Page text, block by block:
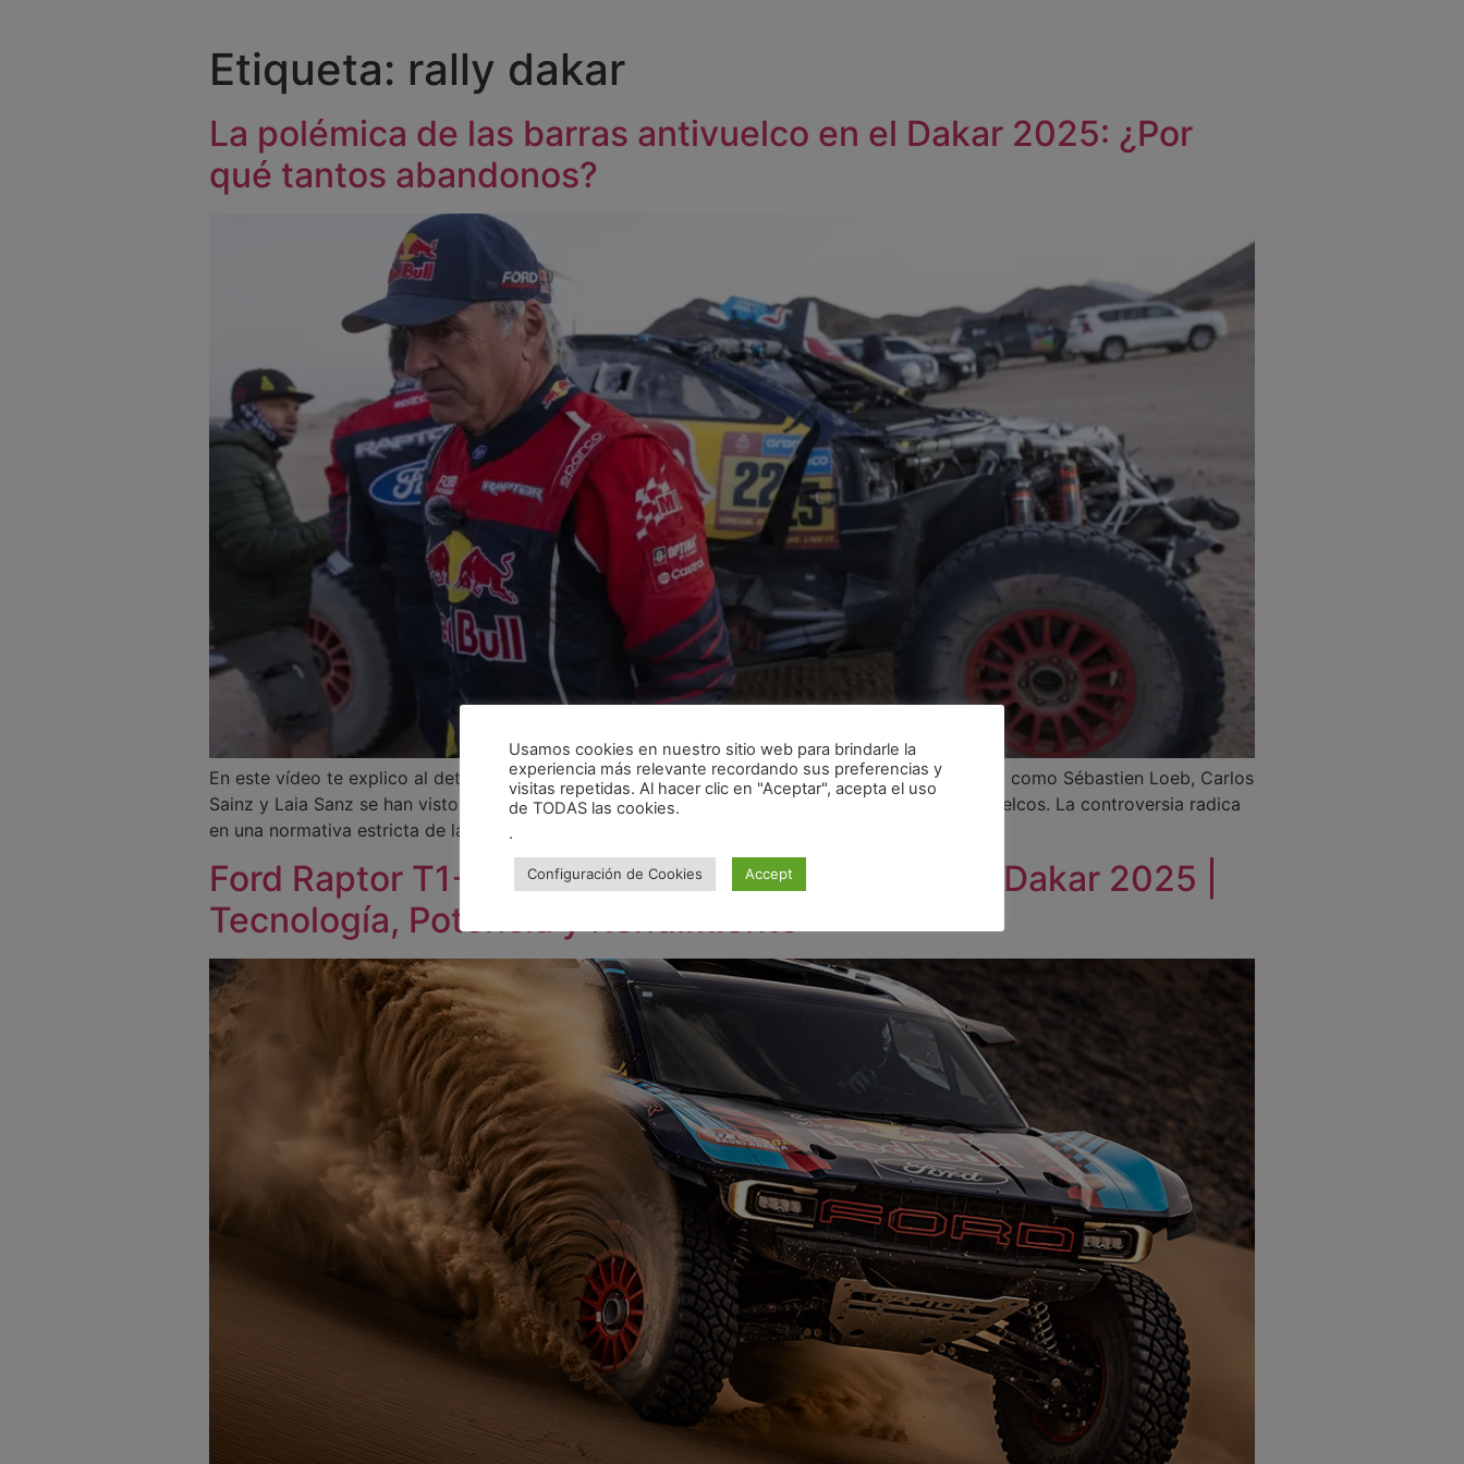
Etiqueta: rally dakar
La polémica de las barras antivuelco en el Dakar 2025: ¿Por
qué tantos abandonos?
En este vídeo te explico al detalle la polémica del Dakar 2025, donde grandes nombres del rally como Sébastien Loeb, Carlos
Sainz y Laia Sanz se han visto obligados a abandonar la competición tras sufrir accidentes y vuelcos. La controversia radica
en una normativa estricta de la FIA que regula las deformaciones en las barras […]
Ford Raptor T1+: La Revolución Americana en el Dakar 2025 |
Tecnología, Potencia y Rendimiento
Usamos cookies en nuestro sitio web para brindarle la
experiencia más relevante recordando sus preferencias y
visitas repetidas. Al hacer clic en "Aceptar", acepta el uso
de TODAS las cookies.
.
Configuración de Cookies Accept